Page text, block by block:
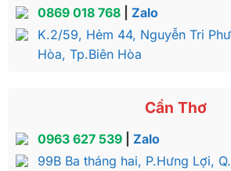
0869 018 768| Zalo
K.2/59, Hẻm 44, Nguyễn Tri
Hòa, Tp.Biên Hòa
Cần Thơ
0963 627 539| Zalo
99B Ba tháng hai, P.Hưng Lợi,